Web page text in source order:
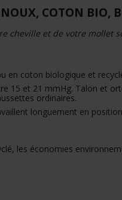
COTON BIO,
cheville et de votre mollet
coton biologique et
15 et 21 mmHg. Talon et
ordinaires.
longuement en
les économies